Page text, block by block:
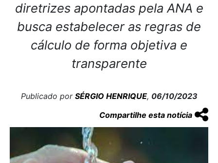
diretrizes apontadas pela ANA e
busca estabelecer as regras de
cálculo de forma objetiva e
transparente
Publicado por SÉRGIO HENRIQUE, 06/10/2023
Compartilhe esta notícia